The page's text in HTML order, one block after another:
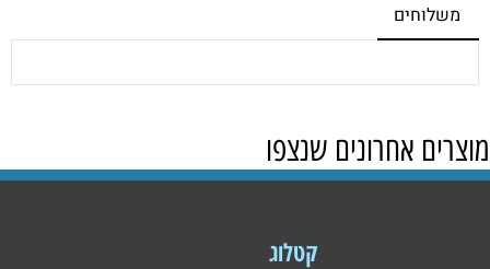
משלוחים
מוצרים אחרונים שנצפו
קטלוג